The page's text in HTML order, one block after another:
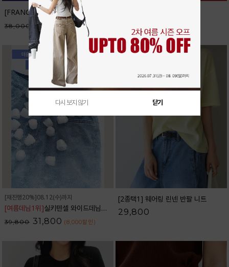
[FRANCAIS] 테너리프 반팔 니트_F6H298KN
38,000 32,300 (5,700할인
[재진행20%]08.12(수)까지
[여름데님1위]실키텐셀 와이드데님팬츠_32DP1832
39,800 31,800 (8,000할인 )
[2종택1] 웨어링 린넨 반팔 니트
29,800
다시 보지 않기 닫기